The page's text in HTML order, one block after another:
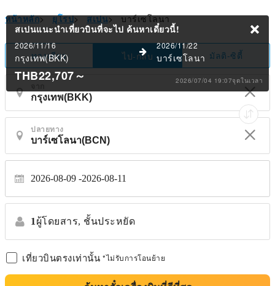
หน้าหลัก> ยุโรป> สเปน> บาร์เซโลนา
ทางเดียว ไป-กลับ มัลติ-ซิตี้
ปลายทาง
2026-08-09 2026-08-11
1 ผู้โดยสาร, ชั้นประหยัด
เที่ยวบินตรงเท่านั้น *ไม่รับการโอนย้าย
สเปนแนะนำเที่ยวบินที่จะไป ค้นหาเดี๋ยวนี้!
2026/11/16
กรุงเทพ(BKK)
2026/11/22
บาร์เซโลนา
THB22,707～ 2026/07/04 19:07จุดในเวลา